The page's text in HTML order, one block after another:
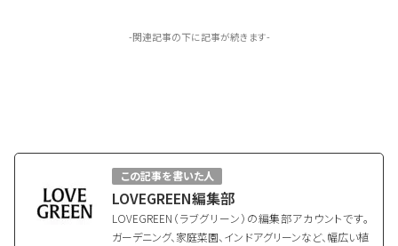
-関連記事の下に記事が続きます-
この記事を書いた人
LOVEGREEN編集部
LOVEGREEN（ラブグリーン）の編集部アカウントです。
ガーデニング、家庭菜園、インドアグリーンなど、幅広い植